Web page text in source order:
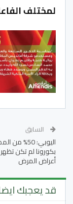
لمختلف
السابق
اليوبي: 50%
بكورونا لم تكن
أعراض المرض
قد يعجبك